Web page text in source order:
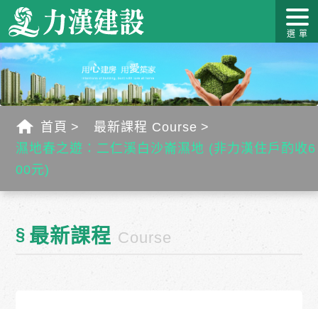
關於力
漢
最新消
息
作品介
紹
力漢學
堂
幸福工
藝
客戶服
首頁
最新課程 Course
濕地春之遊：二仁溪白沙崙濕地 (非力漢住戶酌收6
00元)
§ 最新課程 Course